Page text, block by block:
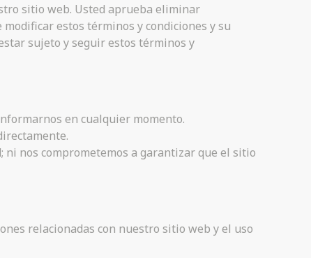
sitio web. Usted aprueba eliminar
estos términos y condiciones y su
sujeto y seguir estos términos y
en cualquier momento.
nos comprometemos a garantizar que el sitio
relacionadas con nuestro sitio web y el uso